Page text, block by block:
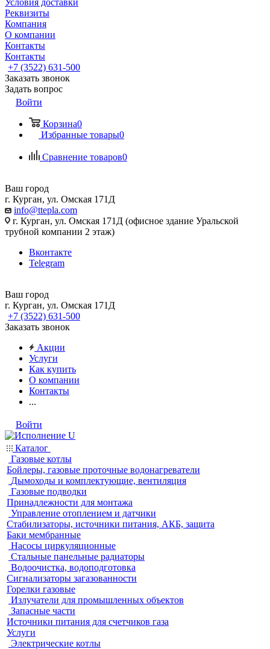
Условия доставки
Реквизиты
Компания
О компании
Контакты
Контакты
+7 (3522) 631-500
Заказать звонок
Задать вопрос
Войти
Корзина0
Избранные товары0
Сравнение товаров0
Ваш город
г. Курган, ул. Омская 171Д
info@ttepla.com
г. Курган, ул. Омская 171Д (офисное здание Уральской
трубной компании 2 этаж)
Вконтакте
Telegram
Ваш город
г. Курган, ул. Омская 171Д
+7 (3522) 631-500
Заказать звонок
Акции
Услуги
Как купить
О компании
Контакты
...
Войти
Каталог
Газовые котлы
Бойлеры, газовые проточные водонагреватели
Дымоходы и комплектующие, вентиляция
Газовые подводки
Принадлежности для монтажа
Управление отоплением и датчики
Стабилизаторы, источники питания, АКБ, защита
Баки мембранные
Насосы циркуляционные
Стальные панельные радиаторы
Водоочистка, водоподготовка
Сигнализаторы загазованности
Горелки газовые
Излучатели для промышленных объектов
Запасные части
Источники питания для счетчиков газа
Услуги
Электрические котлы